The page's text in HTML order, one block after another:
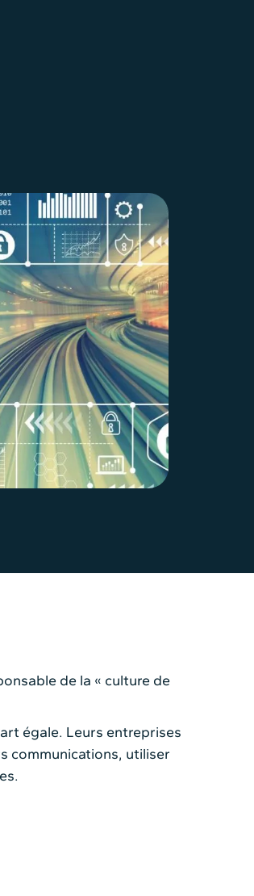
de la « culture de
égale. Leurs entreprises
communications, utiliser